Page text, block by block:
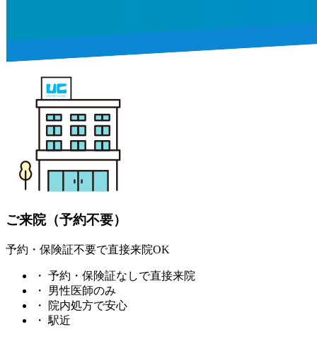
ご来院（予約不要）
予約・保険証不要で直接来院OK
・ 予約・保険証なしで直接来院
・
男性医師のみ
・
院内処方で安心
・ 駅近